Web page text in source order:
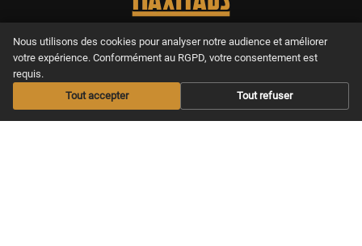
Le meilleur site pour apprendre la
guitare en se faisant plaisir, de chez
soi.
Nous utilisons des cookies pour analyser notre audience et améliorer
votre expérience. Conformément au RGPD, votre consentement est
requis.
Tout accepter
Tout refuser